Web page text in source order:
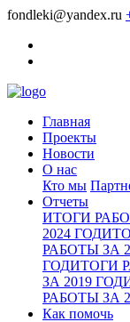
fondleki@yandex.ru
Главная
Проекты
Новости
О нас
Кто мы
Отчеты
ИТОГИ
2024 ГОД
РАБОТЫ ЗА
ГОДИТОГИ
ЗА 2019 ГОД
РАБОТЫ ЗА
Как помочь